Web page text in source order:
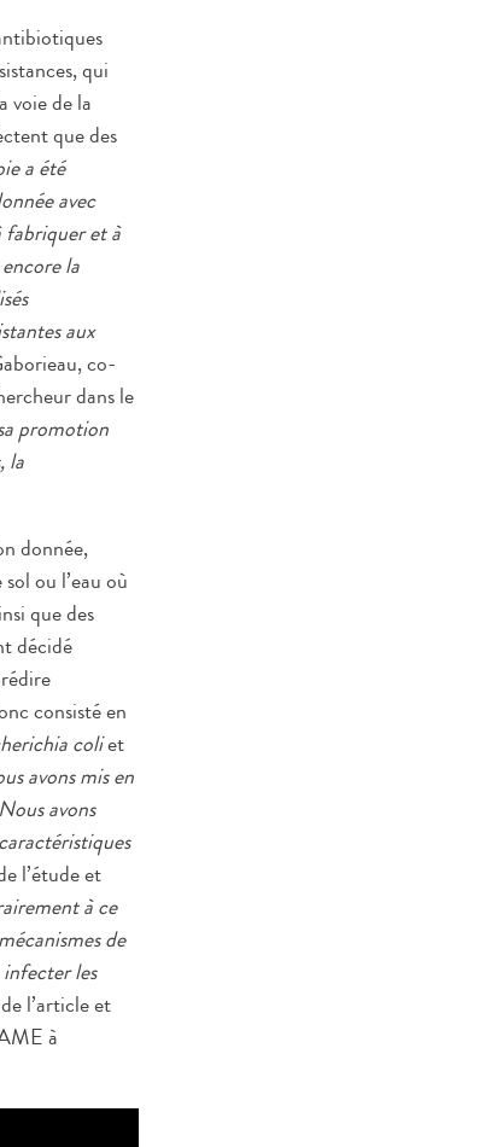
qui
voie de la
que des
a été
avec
fabriquer et à
la
aux
co-
dans le
promotion
la
donnée,
ou l’eau où
que des
décidé
consisté en
coliet
avons mis en
avons
l’étude et
à ce
de
les
l’article et
à